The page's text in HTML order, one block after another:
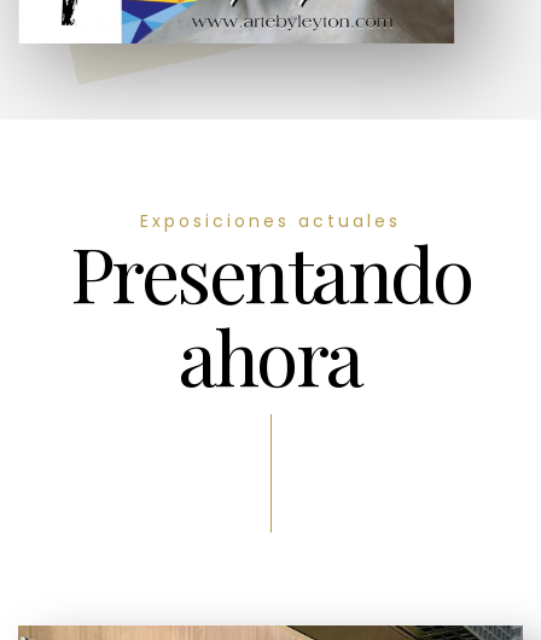
Exposiciones actuales
Presentando
ahora